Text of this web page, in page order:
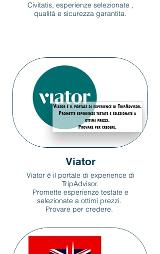
Civitatis, esperienze selezionate ,
qualità e sicurezza garantita.
Viator
Viator è il portale di experience di
TripAdvisor.
Promette esperienze testate e
selezionate a ottimi prezzi.
Provare per credere.